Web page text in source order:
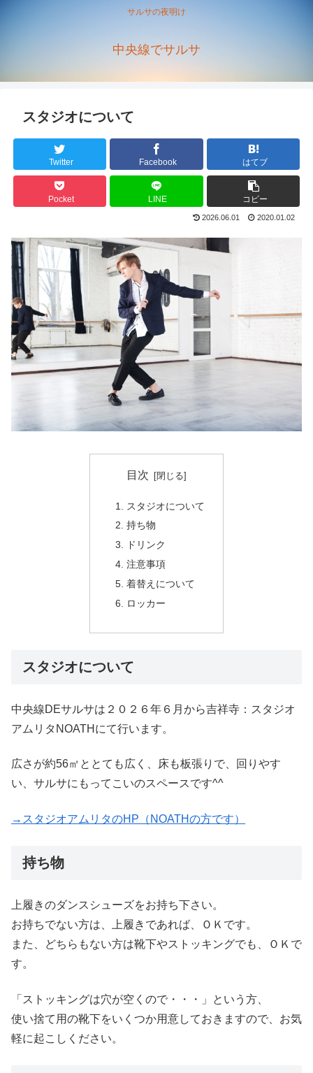
サルサの夜明け
中央線でサルサ
スタジオについて
Twitter Facebook はてブ
Pocket LINE コピー
2026.06.01 2020.01.02
目次
スタジオについて
持ち物
ドリンク
注意事項
着替えについて
ロッカー
スタジオについて
中央線DEサルサは２０２６年６月から吉祥寺：スタジオ
アムリタNOATHにて行います。
広さが約56㎡ととても広く、床も板張りで、回りやす
い、サルサにもってこいのスペースです^^
→スタジオアムリタのHP（NOATHの方です）
持ち物
上履きのダンスシューズをお持ち下さい。
お持ちでない方は、上履きであれば、ＯＫです。
また、どちらもない方は靴下やストッキングでも、ＯＫで
す。
「ストッキングは穴が空くので・・・」という方、
使い捨て用の靴下をいくつか用意しておきますので、お気
軽に起こしください。